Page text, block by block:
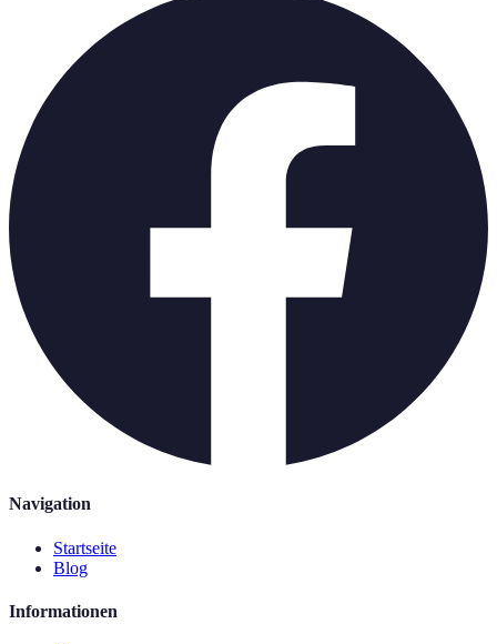
Navigation
Startseite
Blog
Informationen